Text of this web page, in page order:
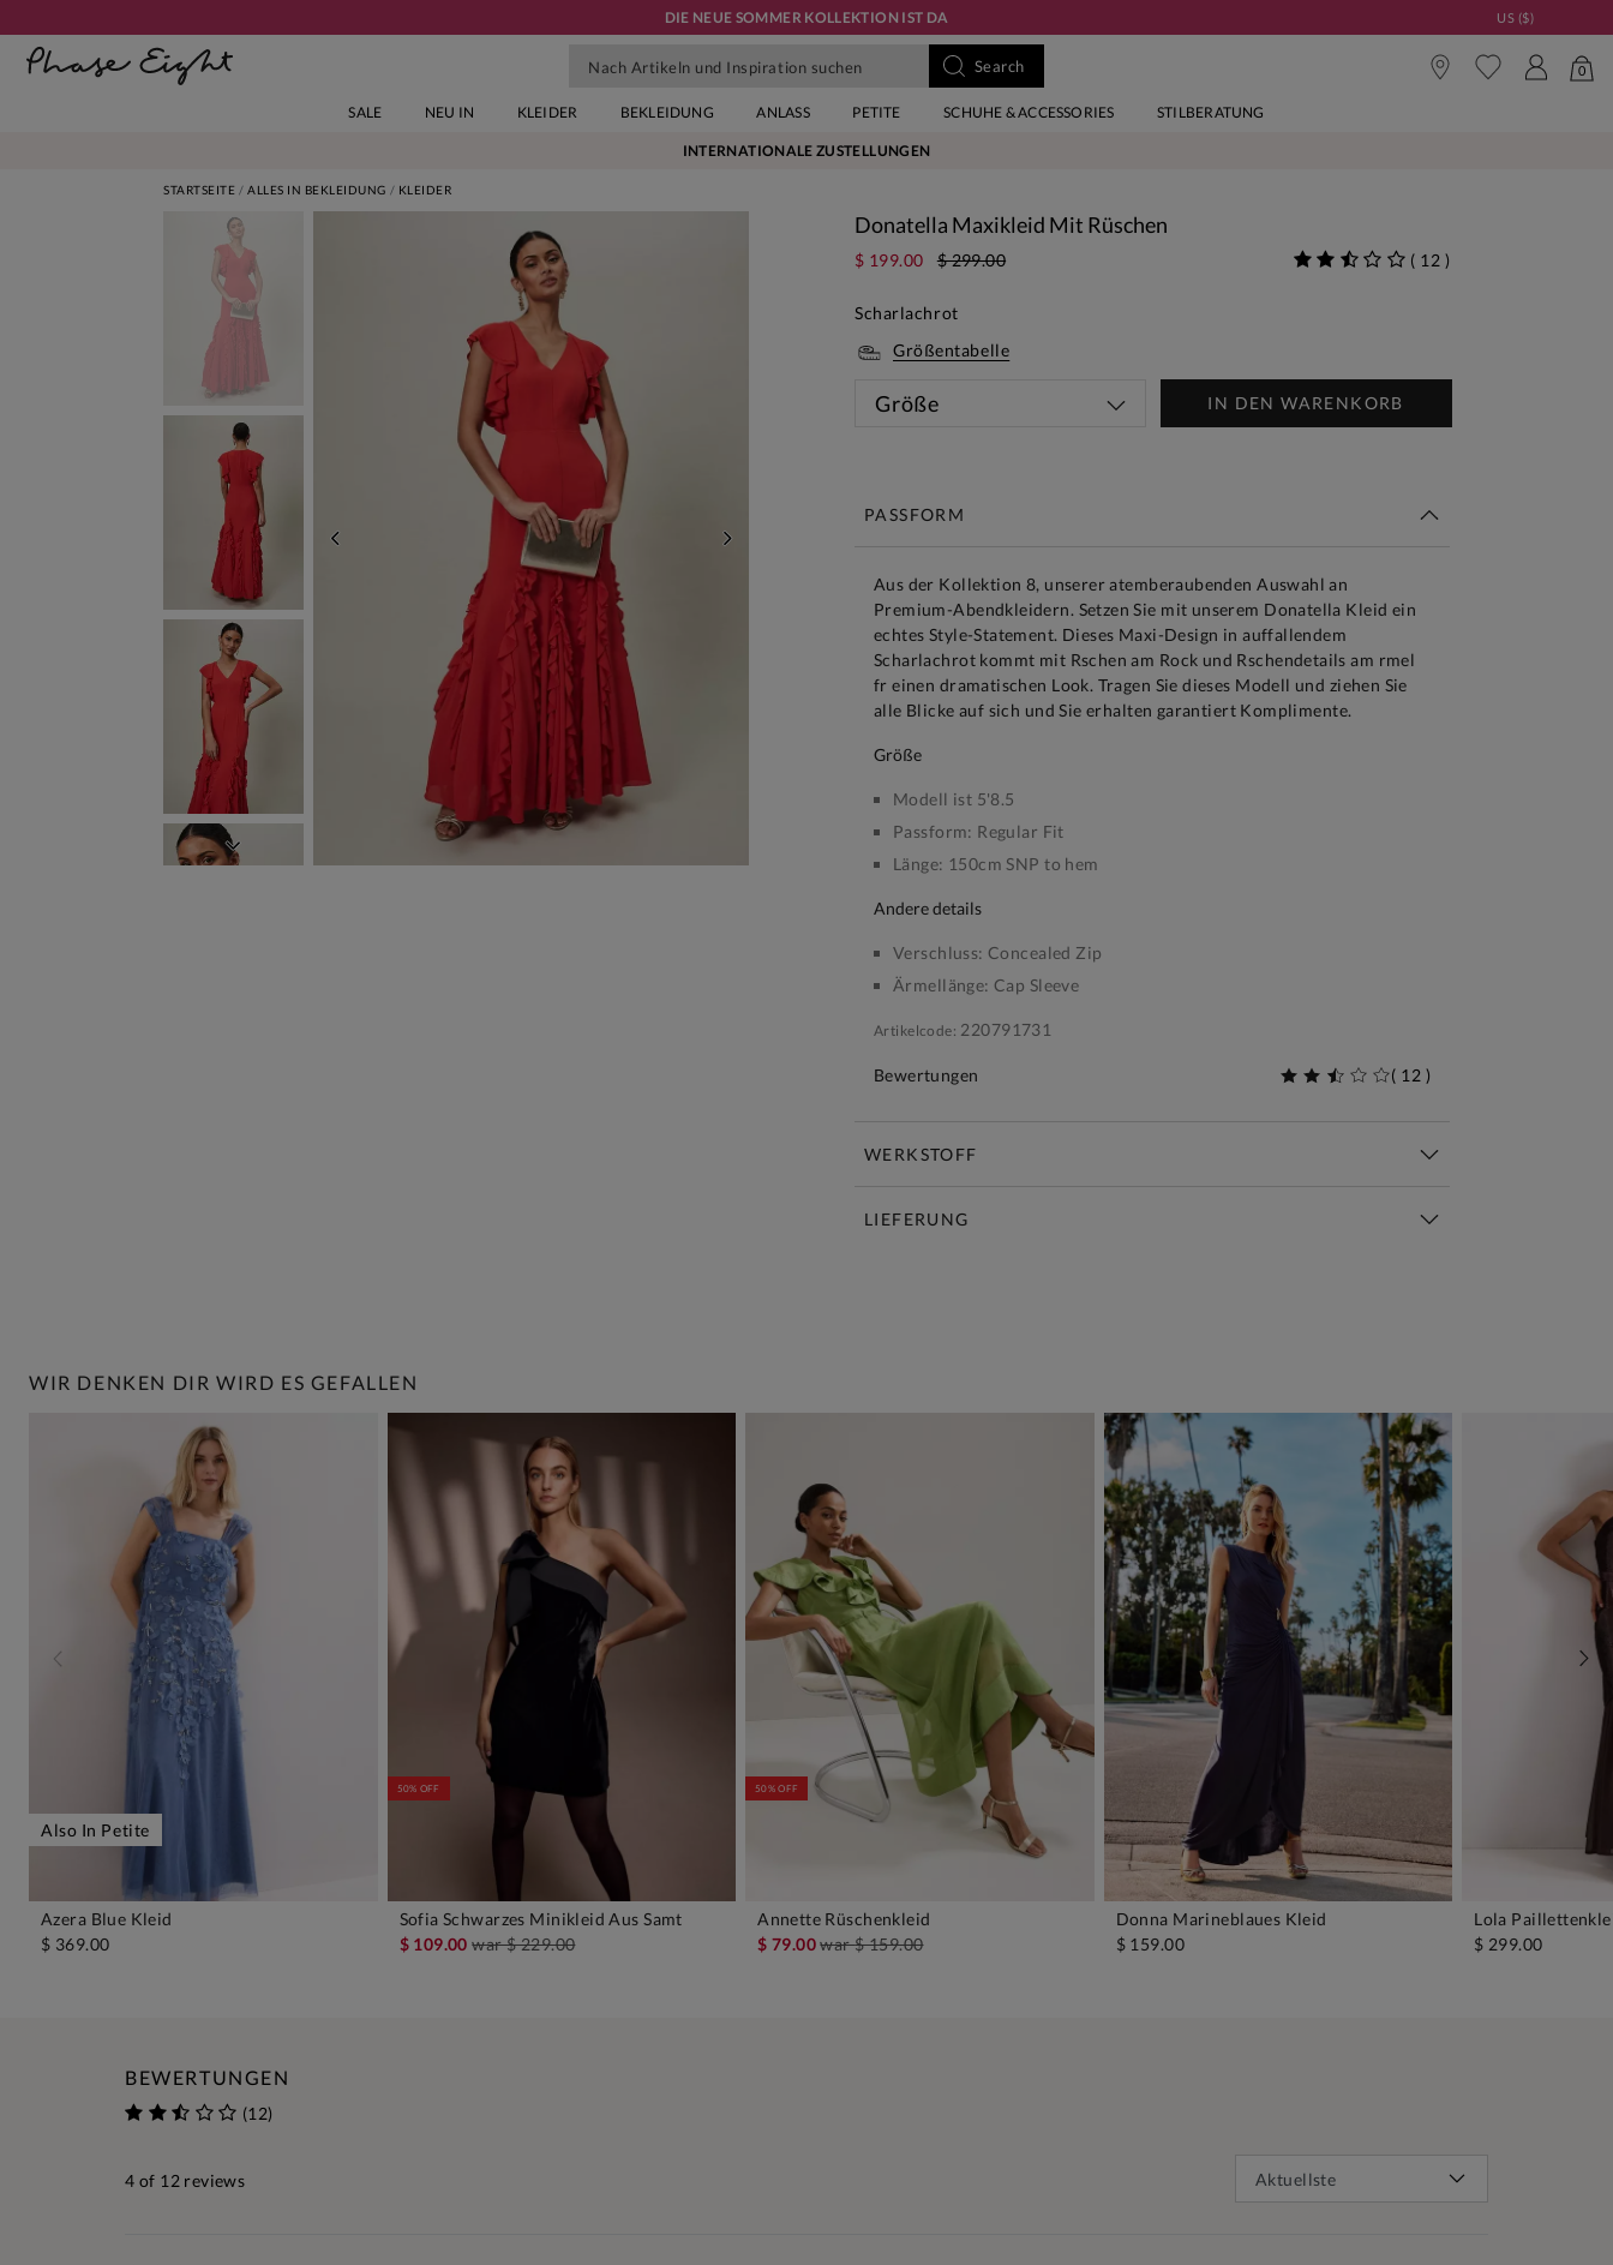
DIE NEUE SOMMER KOLLEKTION IST DA US ($)
0
SALE NEU IN KLEIDER BEKLEIDUNG ANLASS PETITE SCHUHE & ACCESSORIES STILBERATUNG
INTERNATIONALE ZUSTELLUNGEN
STARTSEITE ALLES IN BEKLEIDUNG KLEIDER
WEITER
WEITER
Donatella Maxikleid Mit Rüschen
$ 199.00 $ 299.00 ( 12 )
Scharlachrot
Größentabelle
Größe IN DEN WARENKORB
PASSFORM
Aus der Kollektion 8, unserer atemberaubenden Auswahl an
Premium-Abendkleidern. Setzen Sie mit unserem Donatella Kleid ein
echtes Style-Statement. Dieses Maxi-Design in auffallendem
Scharlachrot kommt mit Rschen am Rock und Rschendetails am rmel
fr einen dramatischen Look. Tragen Sie dieses Modell und ziehen Sie
alle Blicke auf sich und Sie erhalten garantiert Komplimente.
größe
Modell ist 5'8.5
Passform: Regular Fit
Länge: 150cm SNP to hem
andere details
Verschluss: Concealed Zip
Ärmellänge: Cap Sleeve
Artikelcode: 220791731
Bewertungen ( 12 )
WERKSTOFF
LIEFERUNG
WIR DENKEN DIR WIRD ES GEFALLEN
Also In Petite
Azera Blue Kleid
$ 369.00
IN DEN WARENKORB
50% OFF
Sofia Schwarzes Minikleid Aus Samt
$ 109.00war$ 229.00 IN DEN WARENKORB
50% OFF
Annette Rüschenkleid
$ 79.00war$ 159.00
Donna Marineblaues Kleid
$ 159.00
Lola
$ 299.00
BEWERTUNGEN
(12)
4 of 12 reviews